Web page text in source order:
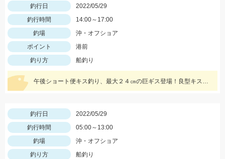
釣行日
2022/05/29
釣行時間
14:00～17:00
釣場
沖・オフショア
ポイント
港前
釣り方
船釣り
午後ショート便キス釣り、最大２４㎝の巨ギス登場！良型キス絶好調です！
釣行日
2022/05/29
釣行時間
05:00～13:00
釣場
沖・オフショア
釣り方
船釣り